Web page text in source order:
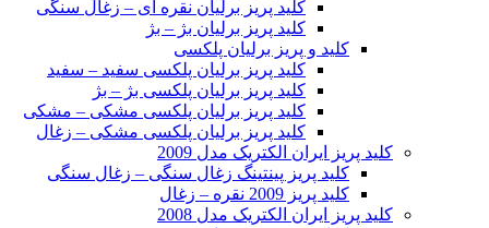
کلید پریز برلیان نقره ای – زغال سنگی
کلید پریز برلیان بژ – بژ
کلید و پریز برلیان پلکسی
کلید پریز برلیان پلکسی سفید – سفید
کلید پریز برلیان پلکسی بژ – بژ
کلید پریز برلیان پلکسی مشکی – مشکی
کلید پریز برلیان پلکسی مشکی – زغال
کلید پریز ایران الکتریک مدل 2009
کلید پریز پینتینگ زغال سنگی – زغال سنگی
کلید پریز 2009 نقره – زغال
کلید پریز ایران الکتریک مدل 2008